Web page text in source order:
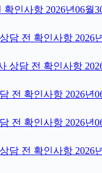
인사항 2026년06월
담 전 확인사항 2026
상담 전 확인사항
전 확인사항 2026년
전 확인사항 2026년
담 전 확인사항 2026